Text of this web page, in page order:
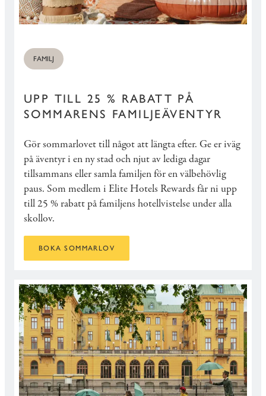
FAMILJ
UPP TILL 25 % RABATT PÅ
SOMMARENS FAMILJEÄVENTYR
Gör sommarlovet till något att längta efter. Ge er iväg
på äventyr i en ny stad och njut av lediga dagar
tillsammans eller samla familjen för en välbehövlig
paus. Som medlem i Elite Hotels Rewards får ni upp
till 25 % rabatt på familjens hotellvistelse under alla
skollov.
BOKA SOMMARLOV